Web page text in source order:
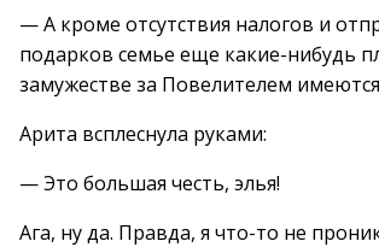
— А кроме отсутствия налогов и
подарков семье еще какие-нибудь
замужестве за Повелителем
Арита всплеснула руками:
— Это большая честь, элья!
Ага, ну да. Правда, я что-то не